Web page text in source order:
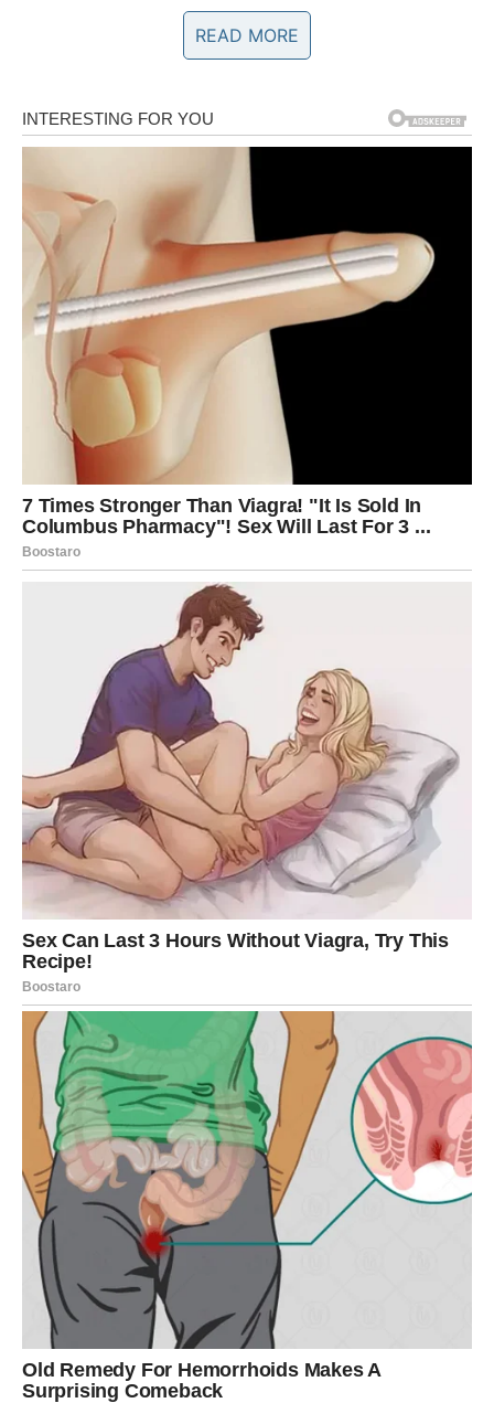
samo nostalgiju. Slušajte srce, ali ne zanemarujte
LAV
Lav danas zrači posebnom harizmom i privlačnošću. U
ljubavi želite pažnju, strast i potvrdu da ste posebni. Ako
ste u vezi, partner može pokazati koliko mu značite, ali i
tražiti više vaše emocionalne prisutnosti. Ne dozvolite da
ego stane ispred srca.
Slobodni Lavovi lako privlače poglede i komplimente.
Moguće je poznanstvo koje počinje snažnom hemijom, ali
se može razviti u nešto ozbiljnije ako pokažete i svoju
nežniju stranu.
DEVICA
Devica danas pokušava da razume emocije, ali srce traži
više nego što um priznaje. Ako ste u vezi, sitnice su
ključne – mali gest, reč pažnje ili iskren pogled mogu
učiniti čuda. Prestanite da analizirate svaku emociju,
ponekad je dovoljno samo osećati.
Slobodne Device mogu upoznati osobu koja im pruža
osećaj mira i sigurnosti. Ovo je dan kada se rađa tiha, ali
stabilna emotivna povezanost.
VAGA
Četvrtak je izuzetno povoljan za ljubav kod Vaga. Vi
zračite šarmom, elegancijom i romantičnom energijom.
Ako ste u vezi, odnos se može produbiti kroz iskren
razgovor i zajedničke planove.
Slobodne Vage imaju veliku šansu za lep susret ili flert
koji budi leptiriće u stomaku. Ljubav danas dolazi lako, ali
traži da budete iskreni prema sebi – šta zaista želite?
ŠKORPIJA
Emocije su danas duboke, snažne i intenzivne. Ako ste u
vezi, želite potpunu povezanost – ne pristajete na
površnost. Moguće su jake strasti, ali i razgovori koji
otkrivaju skrivene istine.
Slobodne Škorpije mogu doživeti sudbinski susret.
Privlačnost je jaka, gotovo magnetska. Ovo je dan kada
ljubav može promeniti pogled na budućnost, ali samo ako
se usudite da budete iskreni.
READ MORE